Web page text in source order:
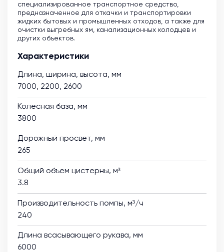
специализированное транспортное средство,
предназначенное для откачки и транспортировки
жидких бытовых и промышленных отходов, а также для
очистки выгребных ям, канализационных колодцев и
других объектов.
Характеристики
Длина, ширина, высота, мм
7000, 2200, 2600
Колесная база, мм
3800
Дорожный просвет, мм
265
Общий объем цистерны, м³
3.8
Производительность помпы, м³/ч
240
Длина всасывающего рукава, мм
6000